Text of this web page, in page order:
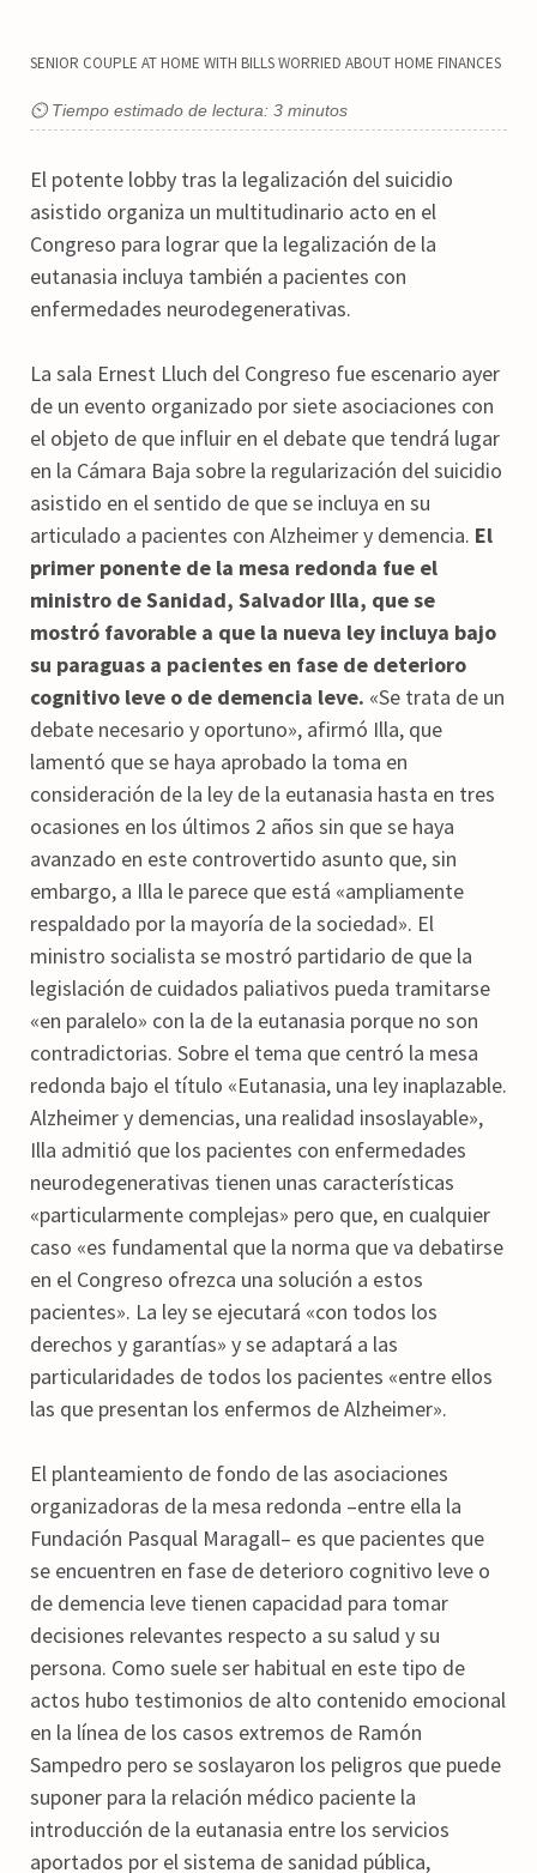
SENIOR COUPLE AT HOME WITH BILLS WORRIED ABOUT HOME FINANCES
⏲ Tiempo estimado de lectura: 3 minutos
El potente lobby tras la legalización del suicidio
asistido organiza un multitudinario acto en el
Congreso para lograr que la legalización de la
eutanasia incluya también a pacientes con
enfermedades neurodegenerativas.
La sala Ernest Lluch del Congreso fue escenario ayer
de un evento organizado por siete asociaciones con
el objeto de que influir en el debate que tendrá lugar
en la Cámara Baja sobre la regularización del suicidio
asistido en el sentido de que se incluya en su
articulado a pacientes con Alzheimer y demencia. El
primer ponente de la mesa redonda fue el
ministro de Sanidad, Salvador Illa, que se
mostró favorable a que la nueva ley incluya bajo
su paraguas a pacientes en fase de deterioro
cognitivo leve o de demencia leve. «Se trata de un
debate necesario y oportuno», afirmó Illa, que
lamentó que se haya aprobado la toma en
consideración de la ley de la eutanasia hasta en tres
ocasiones en los últimos 2 años sin que se haya
avanzado en este controvertido asunto que, sin
embargo, a Illa le parece que está «ampliamente
respaldado por la mayoría de la sociedad». El
ministro socialista se mostró partidario de que la
legislación de cuidados paliativos pueda tramitarse
«en paralelo» con la de la eutanasia porque no son
contradictorias. Sobre el tema que centró la mesa
redonda bajo el título «Eutanasia, una ley inaplazable.
Alzheimer y demencias, una realidad insoslayable»,
Illa admitió que los pacientes con enfermedades
neurodegenerativas tienen unas características
«particularmente complejas» pero que, en cualquier
caso «es fundamental que la norma que va debatirse
en el Congreso ofrezca una solución a estos
pacientes». La ley se ejecutará «con todos los
derechos y garantías» y se adaptará a las
particularidades de todos los pacientes «entre ellos
las que presentan los enfermos de Alzheimer».
El planteamiento de fondo de las asociaciones
organizadoras de la mesa redonda –entre ella la
Fundación Pasqual Maragall– es que pacientes que
se encuentren en fase de deterioro cognitivo leve o
de demencia leve tienen capacidad para tomar
decisiones relevantes respecto a su salud y su
persona. Como suele ser habitual en este tipo de
actos hubo testimonios de alto contenido emocional
en la línea de los casos extremos de Ramón
Sampedro pero se soslayaron los peligros que puede
suponer para la relación médico paciente la
introducción de la eutanasia entre los servicios
aportados por el sistema de sanidad pública,